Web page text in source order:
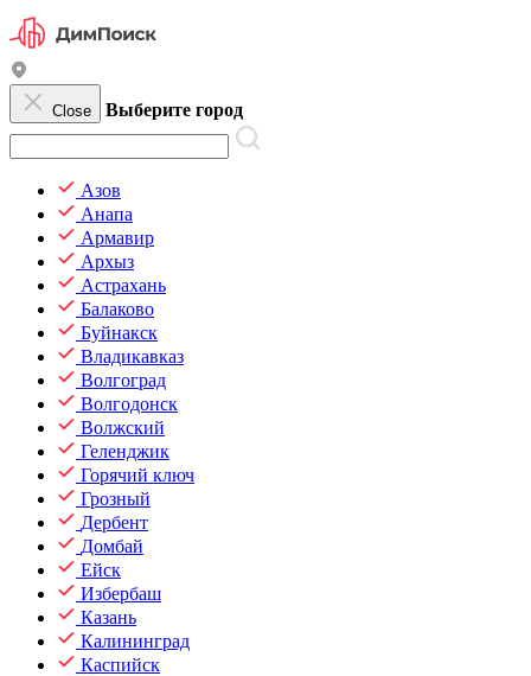
Close Выберите город
Азов
Анапа
Армавир
Архыз
Астрахань
Балаково
Буйнакск
Владикавказ
Волгоград
Волгодонск
Волжский
Геленджик
Горячий ключ
Грозный
Дербент
Домбай
Ейск
Избербаш
Казань
Калининград
Каспийск